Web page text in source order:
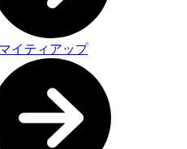
イティアップ